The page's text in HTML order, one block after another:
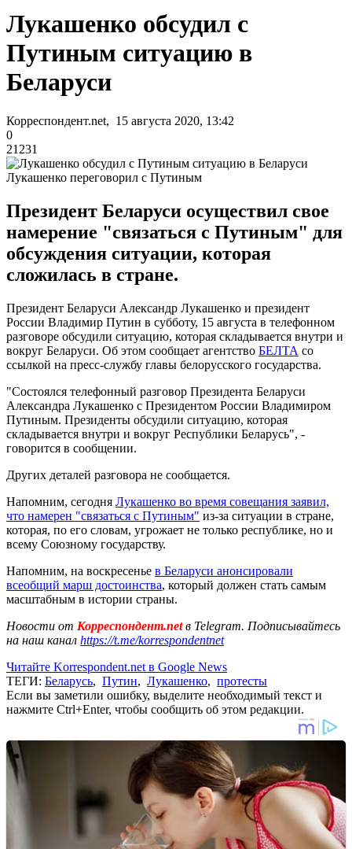
Лукашенко обсудил с
Путиным ситуацию в
Беларуси
Корреспондент.net, 15 августа 2020, 13:42
0
21231
Лукашенко переговорил с Путиным
Президент Беларуси осуществил свое
намерение "связаться с Путиным" для
обсуждения ситуации, которая
сложилась в стране.
Президент Беларуси Александр Лукашенко и президент
России Владимир Путин в субботу, 15 августа в телефонном
разговоре обсудили ситуацию, которая складывается внутри и
вокруг Беларуси. Об этом сообщает агентство БЕЛТА со
ссылкой на пресс-службу главы белорусского государства.
"Состоялся телефонный разговор Президента Беларуси
Александра Лукашенко с Президентом России Владимиром
Путиным. Президенты обсудили ситуацию, которая
складывается внутри и вокруг Республики Беларусь", -
говорится в сообщении.
Других деталей разговора не сообщается.
Напомним, сегодня Лукашенко во время совещания заявил,
что намерен "связаться с Путиным" из-за ситуации в стране,
которая, по его словам, угрожает не только республике, но и
всему Союзному государству.
Напомним, на воскресенье в Беларуси анонсировали
всеобщий марш достоинства, который должен стать самым
масштабным в истории страны.
Новости от Корреспондент.netв Telegram. Подписывайтесь
на наш канал https://t.me/korrespondentnet
Читайте Korrespondent.net в Google News
ТЕГИ: Беларусь, Путин, Лукашенко, протесты
Если вы заметили ошибку, выделите необходимый текст и
нажмите Ctrl+Enter, чтобы сообщить об этом редакции.